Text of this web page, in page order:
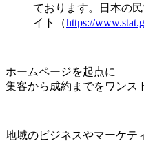
ております。日本の
イト（https://
ホームページを起点に
集客から成約までをワンス
地域のビジネスやマーケテ